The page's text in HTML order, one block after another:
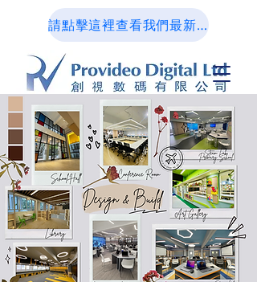
請點擊這裡查看我們最新的設計作品集